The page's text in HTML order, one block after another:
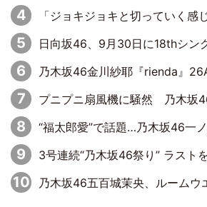
「ジョキジョキと切っていく感じ」STU48中村
日向坂46、9月30日に18thシングル『イチャイチャ虫』の発売決定！ フォーメー
乃木坂46金川紗耶『rienda』26AW
プニプニ扇風機に騒然 乃木坂46“これいくら金”延長
“福太郎愛”で話題…乃木坂46一ノ瀬美空、地元福岡『めんべ
3号連続“乃木坂46祭り” ラストを飾るのは賀喜遥香…5年ぶりの登場に「5年
乃木坂46五百城茉央、ルームウエアでリラックス「今回のグラビアを見